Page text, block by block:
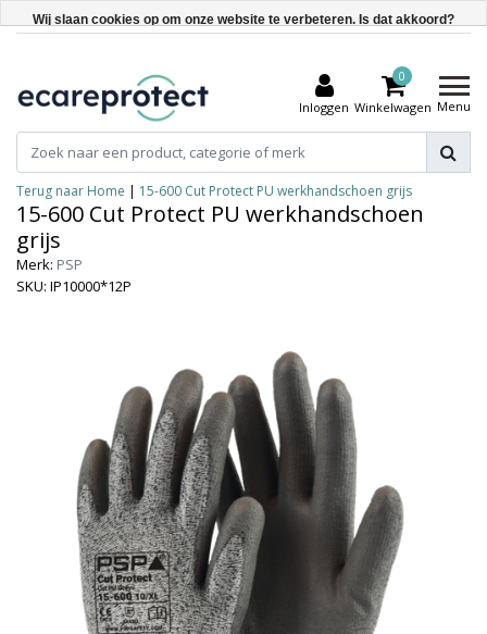
Inloggen
0
Winkelwagen Menu
Terug naar Home | 15-600 Cut Protect PU werkhandschoen grijs
15-600 Cut Protect PU werkhandschoen
grijs
Merk: PSP
SKU: IP10000*12P
Wij slaan cookies op om onze website te verbeteren. Is dat akkoord?